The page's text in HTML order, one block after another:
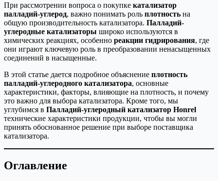
При рассмотрении вопроса о покупке катализатор
палладий-углерод, важно понимать роль плотность на
общую производительность катализатора. Палладий-
углеродные катализаторы широко используются в
химических реакциях, особенно реакции гидрирования, где
они играют ключевую роль в преобразовании ненасыщенных
соединений в насыщенные.
В этой статье дается подробное объяснение плотность
палладий-углеродного катализатора, основные
характеристики, факторы, влияющие на плотность, и почему
это важно для выбора катализатора. Кроме того, мы
углубимся в Палладий-углеродный катализатор Honrel
технические характеристики продукции, чтобы вы могли
принять обоснованное решение при выборе поставщика
катализатора.
Оглавление